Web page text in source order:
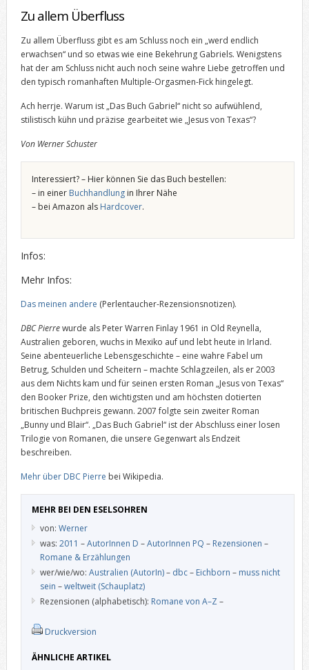
Zu allem Überfluss
Zu allem Überfluss gibt es am Schluss noch ein „werd endlich
erwachsen“ und so etwas wie eine Bekehrung Gabriels. Wenigstens
hat der am Schluss nicht auch noch seine wahre Liebe getroffen und
den typisch romanhaften Multiple-Orgasmen-Fick hingelegt.
Ach herrje. Warum ist „Das Buch Gabriel“ nicht so aufwühlend,
stilistisch kühn und präzise gearbeitet wie „Jesus von Texas“?
Von Werner Schuster
Interessiert? – Hier können Sie das Buch bestellen:
– in einer Buchhandlungin Ihrer Nähe
– bei Amazon als Hardcover.
Infos:
Mehr Infos:
Das meinen andere (Perlentaucher-Rezensionsnotizen).
DBC Pierrewurde als Peter Warren Finlay 1961 in Old Reynella,
Australien geboren, wuchs in Mexiko auf und lebt heute in Irland.
Seine abenteuerliche Lebensgeschichte – eine wahre Fabel um
Betrug, Schulden und Scheitern – machte Schlagzeilen, als er 2003
aus dem Nichts kam und für seinen ersten Roman „Jesus von Texas“
den Booker Prize, den wichtigsten und am höchsten dotierten
britischen Buchpreis gewann. 2007 folgte sein zweiter Roman
„Bunny und Blair“. „Das Buch Gabriel“ ist der Abschluss einer losen
Trilogie von Romanen, die unsere Gegenwart als Endzeit
beschreiben.
Mehr über DBC Pierre bei Wikipedia.
MEHR BEI DEN ESELSOHREN
von: Werner
was: 2011 –AutorInnen D –AutorInnen PQ – Rezensionen –
Romane & Erzählungen
wer/wie/wo: Australien (AutorIn)– dbc– Eichborn – muss nicht
sein –weltweit (Schauplatz)
Rezensionen (alphabetisch): Romane von A–Z –
Druckversion
ÄHNLICHE ARTIKEL